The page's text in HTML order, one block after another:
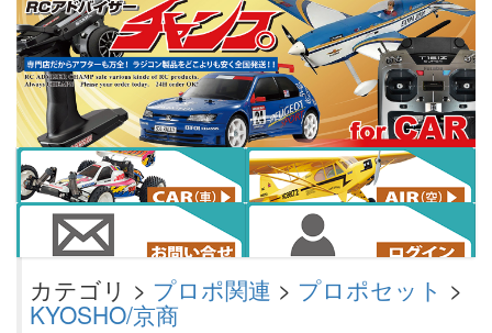
カテゴリ > プロポ関連 > プロポセット >
KYOSHO/京商